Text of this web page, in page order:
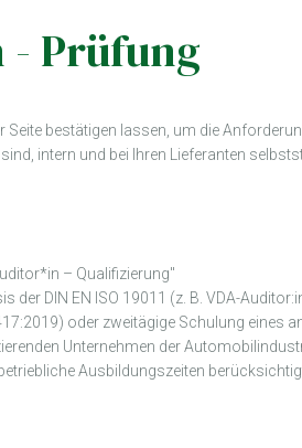
- Prüfung
bestätigen lassen, um die
intern und bei Ihren Lieferanten
– Qualifizierung"
DIN EN ISO 19011 (z. B. VDA-
oder zweitägige Schulung eines
Unternehmen der
Ausbildungszeiten